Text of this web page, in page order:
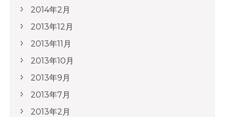
2014年2月
2013年12月
2013年11月
2013年10月
2013年9月
2013年7月
2013年2月